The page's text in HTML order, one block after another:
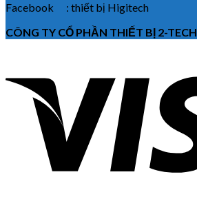
Facebook : thiết bị Higitech
CÔNG TY CỔ PHẦN THIẾT BỊ 2-TECH